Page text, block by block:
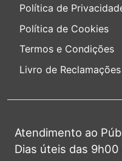
Política de
Política de Cookies
Termos e Condições
Livro de Reclamações
Atendimento ao
Dias úteis das 9h00